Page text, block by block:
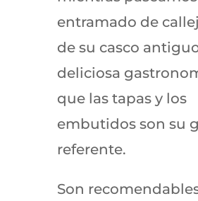
entramado de
de su casco
deliciosa
que las tapas y los
embutidos son su
referente.
Son